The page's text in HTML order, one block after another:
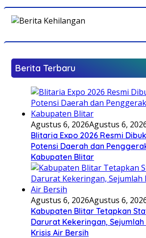
Berita Terbaru
Agustus 6, 2026Agustus 6,
Blitaria Expo 2026 Resmi
Potensi Daerah dan
Kabupaten Blitar
Agustus 6, 2026Agustus 6,
Kabupaten Blitar Tetapkan
Darurat Kekeringan, Sejumlah
Krisis Air Bersih